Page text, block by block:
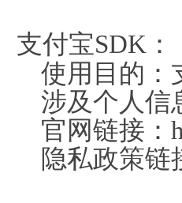
支付宝SDK：
使用目的：
涉及个人信
官网链接：
隐私政策链